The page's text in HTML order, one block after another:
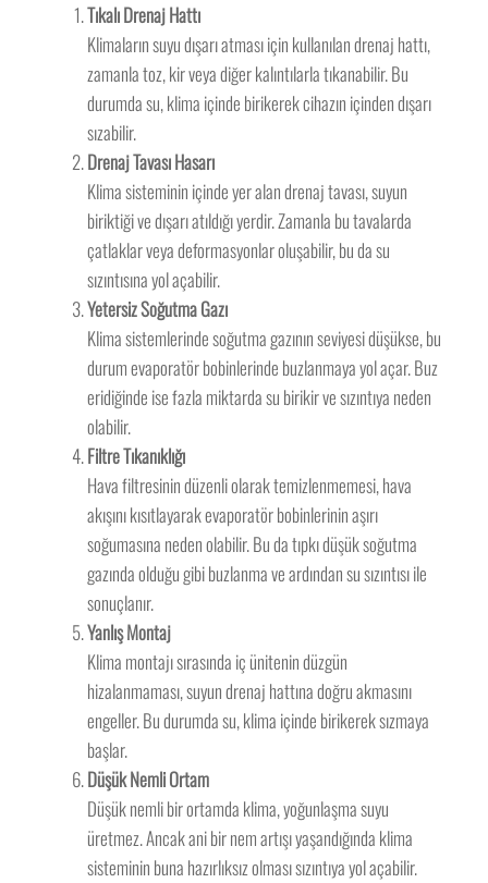
Tıkalı Drenaj Hattı
Klimaların suyu dışarı atması için kullanılan drenaj hattı,
zamanla toz, kir veya diğer kalıntılarla tıkanabilir. Bu
durumda su, klima içinde birikerek cihazın içinden dışarı
sızabilir.
Drenaj Tavası Hasarı
Klima sisteminin içinde yer alan drenaj tavası, suyun
biriktiği ve dışarı atıldığı yerdir. Zamanla bu tavalarda
çatlaklar veya deformasyonlar oluşabilir, bu da su
sızıntısına yol açabilir.
Yetersiz Soğutma Gazı
Klima sistemlerinde soğutma gazının seviyesi düşükse, bu
durum evaporatör bobinlerinde buzlanmaya yol açar. Buz
eridiğinde ise fazla miktarda su birikir ve sızıntıya neden
olabilir.
Filtre Tıkanıklığı
Hava filtresinin düzenli olarak temizlenmemesi, hava
akışını kısıtlayarak evaporatör bobinlerinin aşırı
soğumasına neden olabilir. Bu da tıpkı düşük soğutma
gazında olduğu gibi buzlanma ve ardından su sızıntısı ile
sonuçlanır.
Yanlış Montaj
Klima montajı sırasında iç ünitenin düzgün
hizalanmaması, suyun drenaj hattına doğru akmasını
engeller. Bu durumda su, klima içinde birikerek sızmaya
başlar.
Düşük Nemli Ortam
Düşük nemli bir ortamda klima, yoğunlaşma suyu
üretmez. Ancak ani bir nem artışı yaşandığında klima
sisteminin buna hazırlıksız olması sızıntıya yol açabilir.